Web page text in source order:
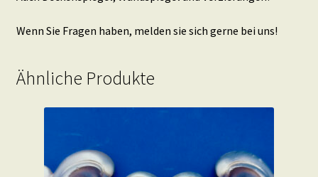
Wenn Sie Fragen haben, melden sie sich gerne bei uns!
Ähnliche Produkte